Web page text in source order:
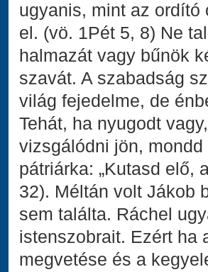
ugyanis, mint az
el. (vö. 1Pét 5, 8) Ne
halmazát vagy bűnök
szavát. A szabadság
világ fejedelme, de
Tehát, ha nyugodt
vizsgálódni jön,
pátriárka: „Kutasd elő,
32). Méltán volt Jákob
sem találta. Ráchel
istenszobrait. Ezért ha
megvetése és a